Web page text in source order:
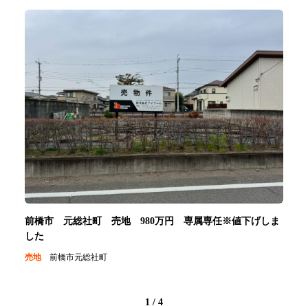
前橋市 元総社町 売地 980万円 専属専任※値下げしま
した
売地 前橋市元総社町
1 / 4